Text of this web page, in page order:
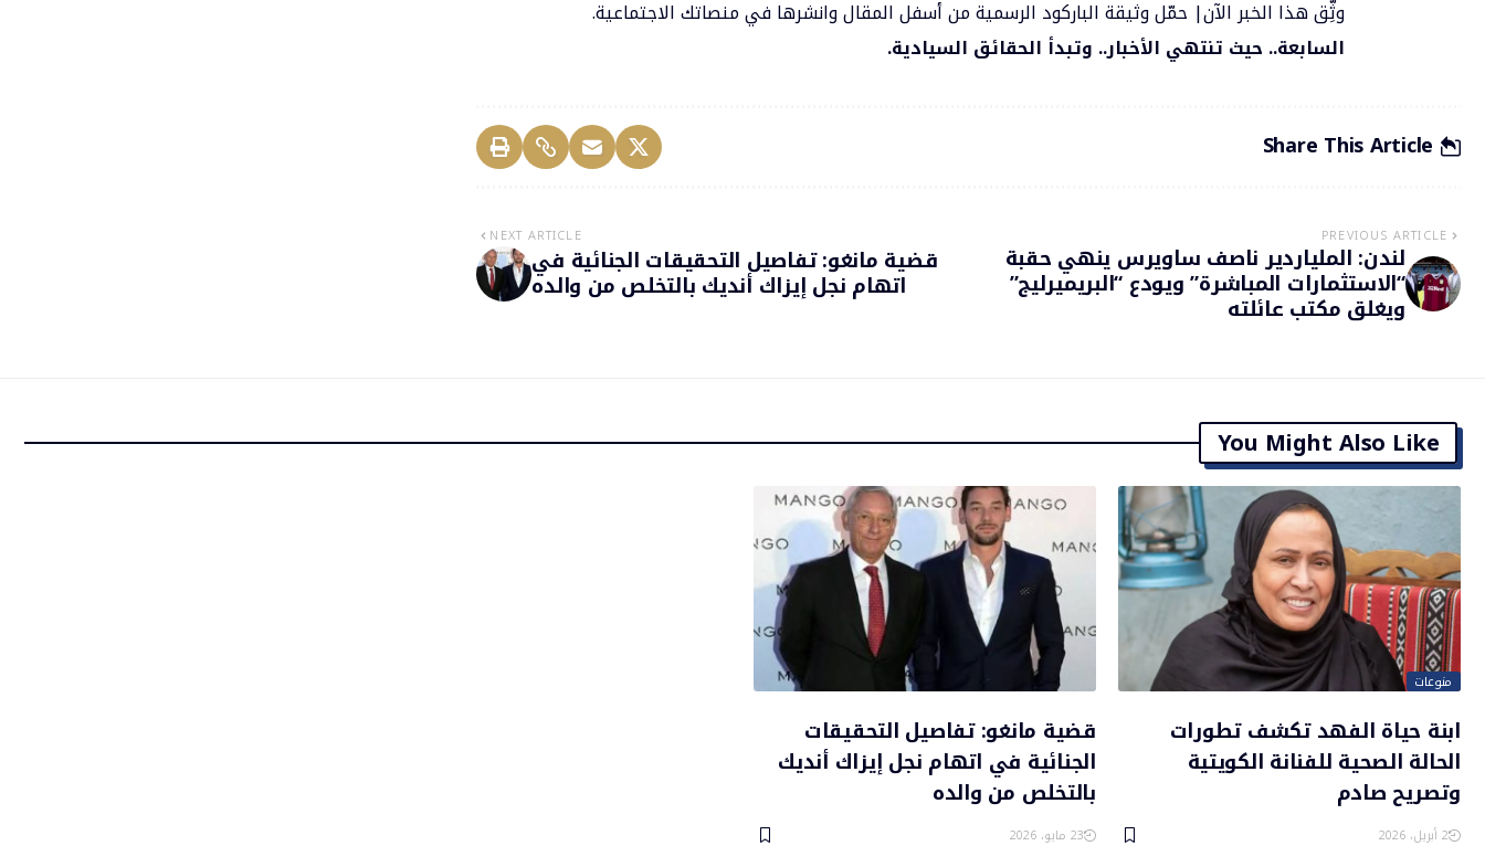
وثِّق هذا الخبر الآن| حمّل وثيقة الباركود الرسمية من أسفل المقال وانشرها في منصاتك الاجتماعية.
السابعة.. حيث تنتهي الأخبار.. وتبدأ الحقائق السيادية.
Share This Article
PREVIOUS ARTICLE
لندن: الملياردير ناصف ساويرس ينهي حقبة
“الاستثمارات المباشرة” ويودع “البريميرليج”
ويغلق مكتب عائلته
NEXT ARTICLE
قضية مانغو: تفاصيل التحقيقات الجنائية في
اتهام نجل إيزاك أنديك بالتخلص من والده
You Might Also Like
منوعات
ابنة حياة الفهد تكشف تطورات
الحالة الصحية للفنانة الكويتية
وتصريح صادم
2 أبريل، 2026
قضية مانغو: تفاصيل التحقيقات
الجنائية في اتهام نجل إيزاك أنديك
بالتخلص من والده
23 مايو، 2026